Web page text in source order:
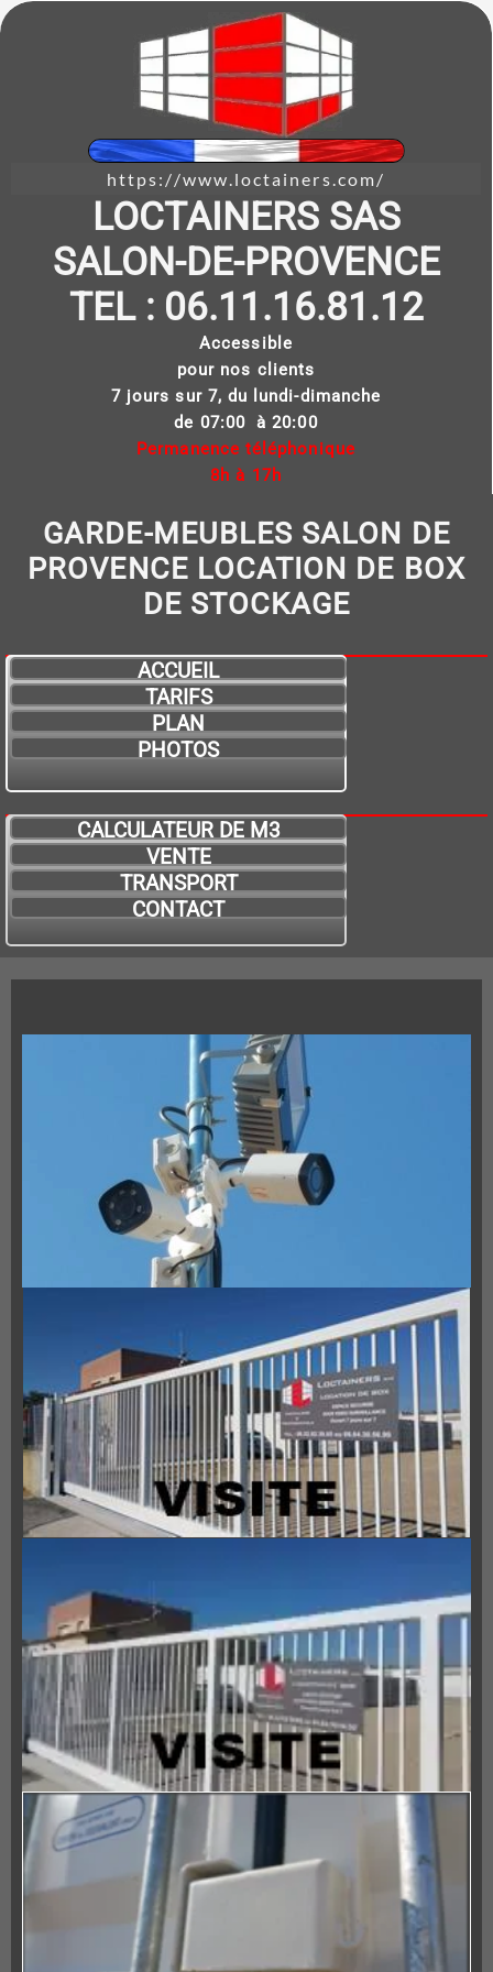
https://www.loctainers.com/
LOCTAINERS SAS
SALON-DE-PROVENCE
TEL : 06.11.16.81.12
Accessible
pour nos clients
7 jours sur 7, du lundi-dimanche
de 07:00 à 20:00
Permanence téléphonique
8h à 17h
GARDE-MEUBLES SALON DE
PROVENCE LOCATION DE BOX
DE STOCKAGE
ACCUEIL
TARIFS
PLAN
PHOTOS
CALCULATEUR DE M3
VENTE
TRANSPORT
CONTACT